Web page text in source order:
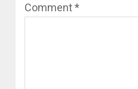
Comment*